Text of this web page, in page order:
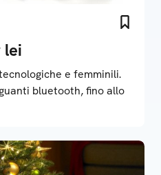
lei
e femminili.
bluetooth, fino allo